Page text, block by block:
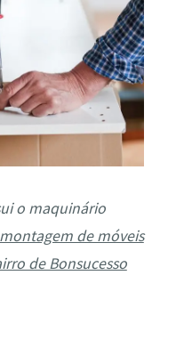
o maquinário
montagem de móveis
de Bonsucesso